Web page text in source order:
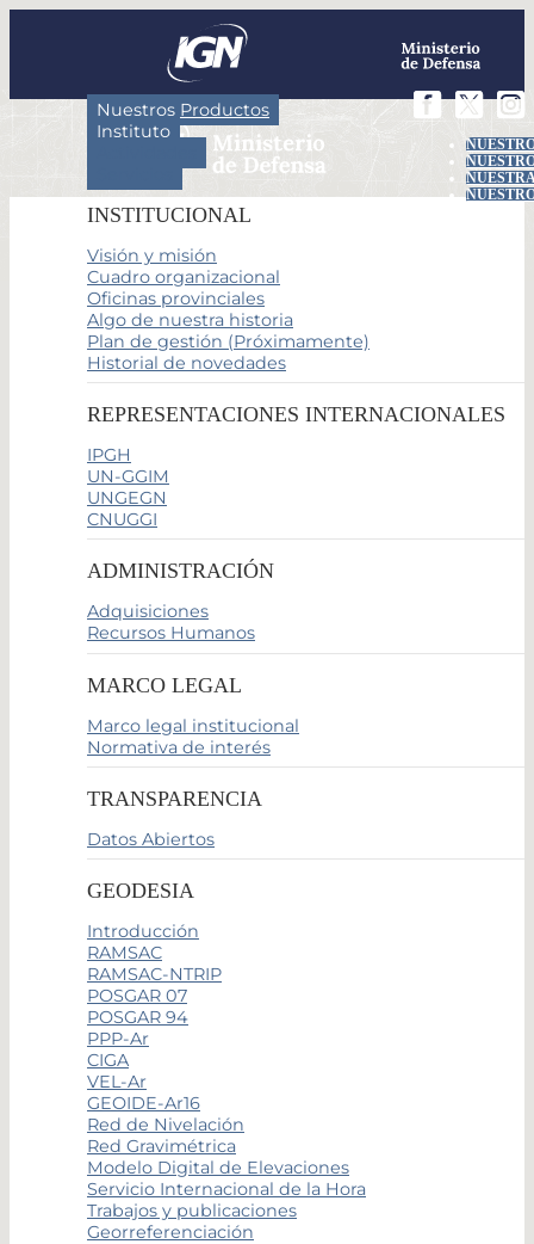
Nuestros Productos
Instituto
INSTITUCIONAL
Visión y misión
Cuadro organizacional
Oficinas provinciales
Algo de nuestra historia
Plan de gestión (Próximamente)
Historial de novedades
REPRESENTACIONES INTERNACIONALES
IPGH
UN-GGIM
UNGEGN
CNUGGI
ADMINISTRACIÓN
Adquisiciones
Recursos Humanos
MARCO LEGAL
Marco legal institucional
Normativa de interés
TRANSPARENCIA
Datos Abiertos
GEODESIA
Introducción
RAMSAC
RAMSAC-NTRIP
POSGAR 07
POSGAR 94
PPP-Ar
CIGA
VEL-Ar
GEOIDE-Ar16
Red de Nivelación
Red Gravimétrica
Modelo Digital de Elevaciones
Servicio Internacional de la Hora
Trabajos y publicaciones
Georreferenciación